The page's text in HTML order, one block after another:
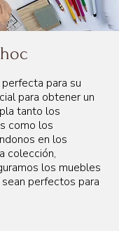
para su
para obtener un
tanto los
como los
en los
colección,
los muebles
perfectos para